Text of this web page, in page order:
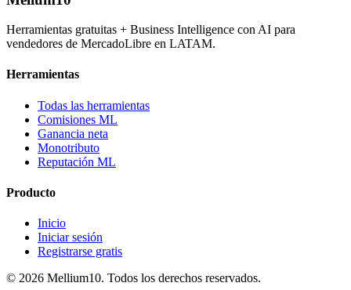
Herramientas gratuitas + Business Intelligence con AI para
vendedores de MercadoLibre en LATAM.
Herramientas
Todas las herramientas
Comisiones ML
Ganancia neta
Monotributo
Reputación ML
Producto
Inicio
Iniciar sesión
Registrarse gratis
© 2026 Mellium10. Todos los derechos reservados.